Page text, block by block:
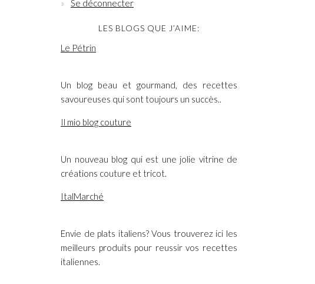
Se déconnecter
LES BLOGS QUE J’AIME:
Le Pétrin
Un blog beau et gourmand, des recettes
savoureuses qui sont toujours un succès..
Il mio blog couture
Un nouveau blog qui est une jolie vitrine de
créations couture et tricot.
ItalMarché
Envie de plats italiens? Vous trouverez ici les
meilleurs produits pour reussir vos recettes
italiennes.